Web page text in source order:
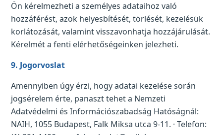
Ön kérelmezheti a személyes adataihoz való
hozzáférést, azok helyesbítését, törlését, kezelésük
korlátozását, valamint visszavonhatja hozzájárulását.
Kérelmét a fenti elérhetőségeinken jelezheti.
9. Jogorvoslat
Amennyiben úgy érzi, hogy adatai kezelése során
jogsérelem érte, panaszt tehet a Nemzeti
Adatvédelmi és Információszabadság Hatóságnál:
NAIH, 1055 Budapest, Falk Miksa utca 9-11. · Telefon: